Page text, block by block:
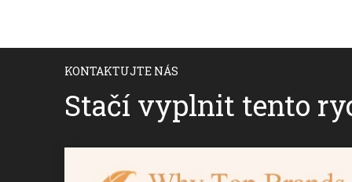
KONTAKTUJTE NÁS
Stačí vyplnit tento